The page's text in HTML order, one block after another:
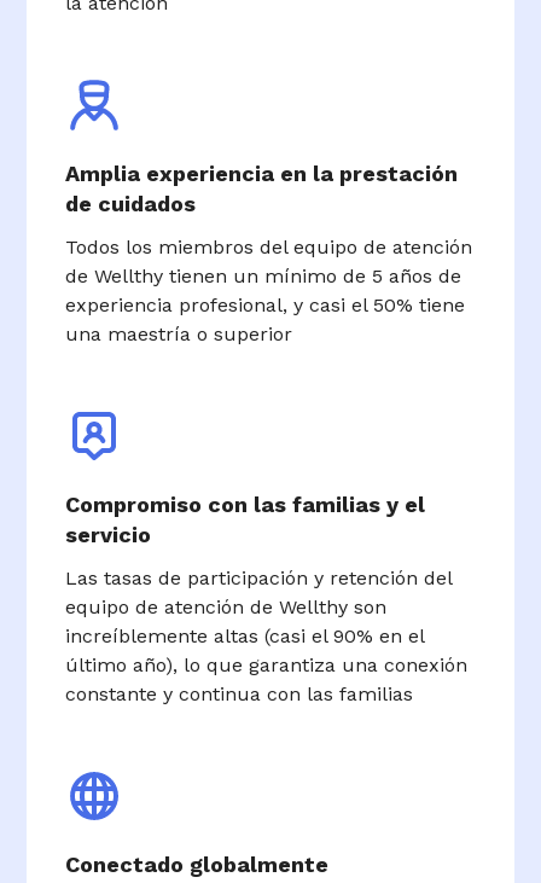
Amplia experiencia en la prestación
de cuidados
Todos los miembros del equipo de atención
de Wellthy tienen un mínimo de 5 años de
experiencia profesional, y casi el 50% tiene
una maestría o superior
Compromiso con las familias y el
servicio
Las tasas de participación y retención del
equipo de atención de Wellthy son
increíblemente altas (casi el 90% en el
último año), lo que garantiza una conexión
constante y continua con las familias
Conectado globalmente